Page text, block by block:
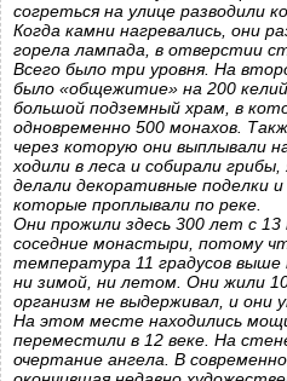
согреться на улице разводили
Когда камни нагревались, они
горела лампада, в отверстии
Всего было три уровня. На
было «общежитие» на 200
большой подземный храм, в
одновременно 500 монахов.
через которую они выплывали
ходили в леса и собирали
делали декоративные поделки
которые проплывали по реке.
Они прожили здесь 300 лет с
соседние монастыри, потому
температура 11 градусов выше
ни зимой, ни летом. Они жили
организм не выдерживал, и они
На этом месте находились
переместили в 12 веке. На
очертание ангела. В